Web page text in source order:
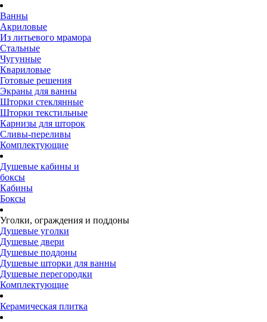
Ванны
Акриловые
Из литьевого мрамора
Стальные
Чугунные
Квариловые
Готовые решения
Экраны для ванны
Шторки стеклянные
Шторки текстильные
Карнизы для шторок
Сливы-переливы
Комплектующие
Душевые кабины и
боксы
Кабины
Боксы
Уголки, ограждения и поддоны
Душевые уголки
Душевые двери
Душевые поддоны
Душевые шторки для ванны
Душевые перегородки
Комплектующие
Керамическая плитка